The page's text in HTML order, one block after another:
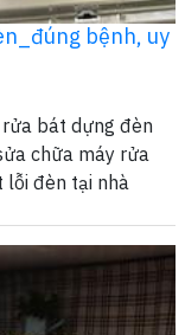
bệnh, uy
bát dựng đèn
chữa máy rửa
lỗi đèn tại nhà